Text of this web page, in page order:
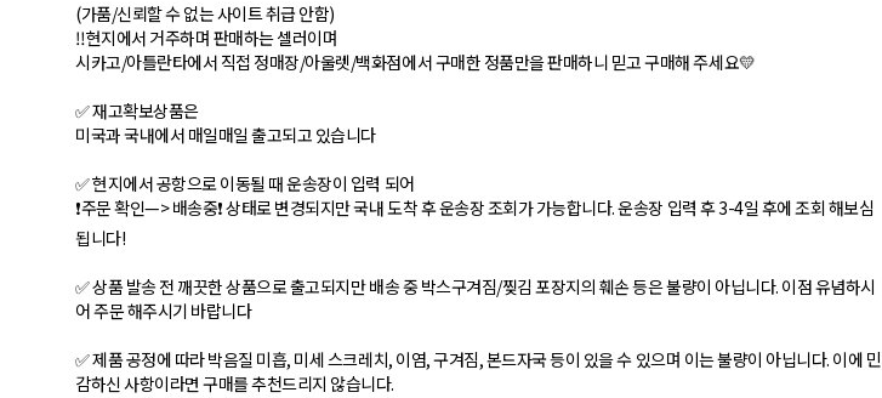
(가품/신뢰할 수 없는 사이트 취급 안함)
‼️현지에서 거주하며 판매하는 셀러이며
시카고/아틀란타에서 직접 정매장/아울렛/백화점에서 구매한 정품만을 판매하니 믿고 구매해 주세요💛
✅ 재고확보상품은
미국과 국내에서 매일매일 출고되고 있습니다
✅ 현지에서 공항으로 이동될 때 운송장이 입력 되어
❗️주문 확인—> 배송중❗️ 상태로 변경되지만 국내 도착 후 운송장 조회가 가능합니다. 운송장 입력 후 3-4일 후에 조회 해보심
됩니다!
✅ 상품 발송 전 깨끗한 상품으로 출고되지만 배송 중 박스구겨짐/찢김 포장지의 훼손 등은 불량이 아닙니다. 이점 유념하시
어 주문 해주시기 바랍니다
✅ 제품 공정에 따라 박음질 미흡, 미세 스크레치, 이염, 구겨짐, 본드자국 등이 있을 수 있으며 이는 불량이 아닙니다. 이에 민
감하신 사항이라면 구매를 추천드리지 않습니다.